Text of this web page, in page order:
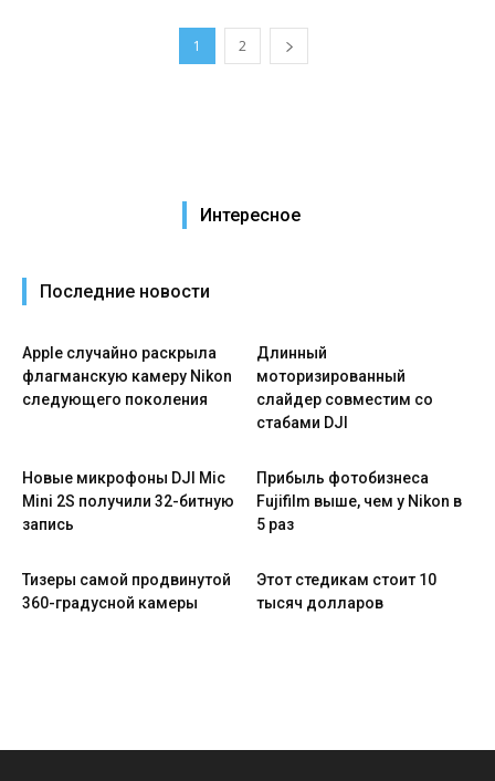
1 2
Интересное
Последние новости
Apple случайно раскрыла
флагманскую камеру Nikon
следующего поколения
Длинный
моторизированный
слайдер совместим со
стабами DJI
Новые микрофоны DJI Mic
Mini 2S получили 32-битную
запись
Прибыль фотобизнеса
Fujifilm выше, чем у Nikon в
5 раз
Тизеры самой продвинутой
360-градусной камеры
Этот стедикам стоит 10
тысяч долларов